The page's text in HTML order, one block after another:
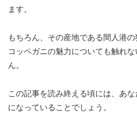
ます。
もちろん、その産地である間人港
コッペガニの魅力についても触れ
ん。
この記事を読み終える頃には、あ
になっていることでしょう。